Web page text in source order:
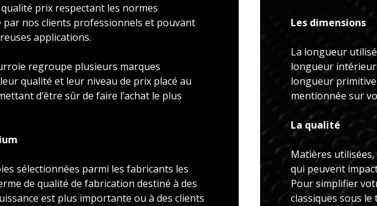
prix respectant les normes
nos clients professionnels et pouvant
applications.
regroupe plusieurs marques
qualité et leur niveau de prix placé au
d’être sûr de faire l’achat le plus
sélectionnées parmi les fabricants les
de qualité de fabrication destiné à des
est plus importante ou à des clients
Les dimensions
La longueur
longueur
longueur
mentionnée sur
La qualité
Matières
qui peuvent
Pour simplifier
classiques sous